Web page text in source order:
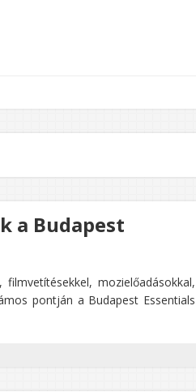
a Budapest
mozielőadásokkal,
pontján a Budapest Essentials